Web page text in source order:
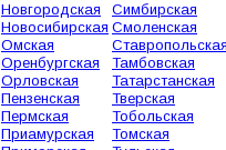
Новгородская
Новосибирская
Омская
Оренбургская
Орловская
Пензенская
Пермская
Приамурская
Симбирская
Смоленская
Тамбовская
Татарстанская
Тверская
Тобольская
Томская